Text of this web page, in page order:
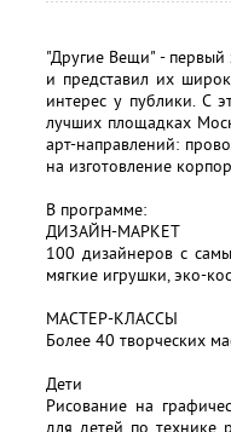
"Другие Вещи" -
и представил их
интерес у публики. С
лучших площадках
арт-направлений:
на изготовление
В программе:
ДИЗАЙН-МАРКЕТ
100 дизайнеров с
мягкие игрушки, эко-
МАСТЕР-КЛАССЫ
Более 40 творческих
Дети
Рисование на
для детей по технике